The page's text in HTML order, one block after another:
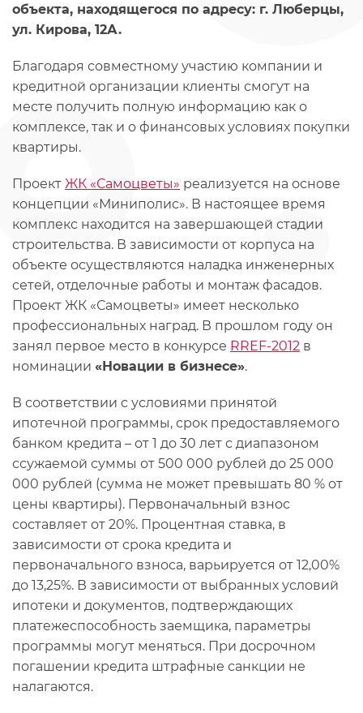
объекта, находящегося по адресу: г. Люберцы,
ул. Кирова, 12А.
Благодаря совместному участию компании и
кредитной организации клиенты смогут на
месте получить полную информацию как о
комплексе, так и о финансовых условиях покупки
квартиры.
Проект ЖК «Самоцветы» реализуется на основе
концепции «Миниполис». В настоящее время
комплекс находится на завершающей стадии
строительства. В зависимости от корпуса на
объекте осуществляются наладка инженерных
сетей, отделочные работы и монтаж фасадов.
Проект ЖК «Самоцветы» имеет несколько
профессиональных наград. В прошлом году он
занял первое место в конкурсе RREF-2012 в
номинации «Новации в бизнесе».
В соответствии с условиями принятой
ипотечной программы, срок предоставляемого
банком кредита – от 1 до 30 лет с диапазоном
ссужаемой суммы от 500 000 рублей до 25 000
000 рублей (сумма не может превышать 80 % от
цены квартиры). Первоначальный взнос
составляет от 20%. Процентная ставка, в
зависимости от срока кредита и
первоначального взноса, варьируется от 12,00%
до 13,25%. В зависимости от выбранных условий
ипотеки и документов, подтверждающих
платежеспособность заемщика, параметры
программы могут меняться. При досрочном
погашении кредита штрафные санкции не
налагаются.